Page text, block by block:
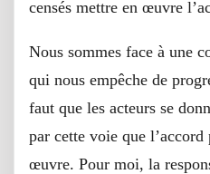
censés mettre en œuvre
Nous sommes face à une
qui nous empêche de
faut que les acteurs se
par cette voie que
œuvre. Pour moi, la